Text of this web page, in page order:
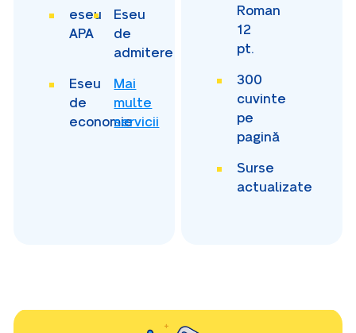
eseu
APA
Eseu
de
admitere
Eseu
de
economie
Mai
multe
servicii
Roman
12
pt.
300
cuvinte
pe
pagină
Surse
actualizate